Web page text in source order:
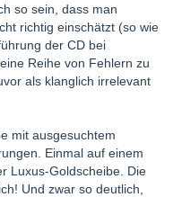
so sein, dass man
richtig einschätzt (so wie
der CD bei
Reihe von Fehlern zu
als klanglich irrelevant
mit ausgesuchtem
Einmal auf einem
Luxus-Goldscheibe. Die
Und zwar so deutlich,